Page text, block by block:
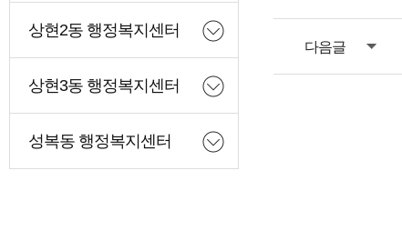
상현2동 행정복지센터
상현3동 행정복지센터
성복동 행정복지센터
다음글